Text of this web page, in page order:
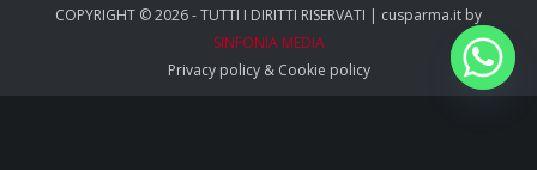
COPYRIGHT © 2026 - TUTTI I DIRITTI RISERVATI | cusparma.it by
SINFONIA MEDIA
Privacy policy& Cookie policy